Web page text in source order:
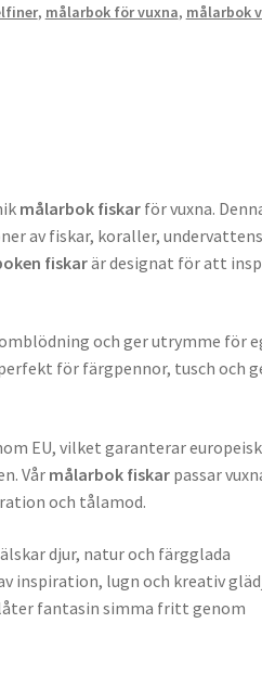
, målarbok för vuxna, målarbok
målarbok fiskar för vuxna.
av fiskar, koraller,
fiskarär designat för att
och ger utrymme för
för färgpennor, tusch och
EU, vilket garanterar
Vår målarbok fiskar passar
och tålamod.
djur, natur och färgglada
inspiration, lugn och kreativ
fantasin simma fritt genom